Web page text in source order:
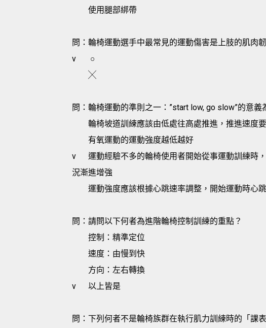
使用腿部綁帶
問：輪椅運動選手中最常見的運動傷害是上肢的肌肉
v
○
╳
問：輪椅運動的準則之一：”start low, go slow”的意義
輪椅坡道訓練應該由低處往高處推進，推進速度
有氧運動的運動強度越低越好
v
運動經驗不多的輪椅使用者開始從事運動訓練時
況漸進增強
運動強度應該根據心跳速率調整，開始運動時心
問：請問以下何者為進階輪椅控制訓練的重點？
控制：精準定位
速度：由慢到快
方向：左右轉換
v
以上皆是
問：下列何者不是輪椅族群在執行肌力訓練時的「課